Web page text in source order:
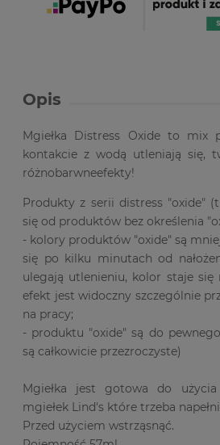
Opis
Mgiełka Distress Oxide to mix
kontakcie z wodą utleniają się,
różnobarwneefekty!
Produkty z serii distress "oxide"
się od produktów bez określenia
- kolory produktów "oxide" są
się po kilku minutach od
ulegają utlenieniu, kolor staje się
efekt jest widoczny szczególnie
na pracy;
- produktu "oxide" są do
są całkowicie przezroczyste)
Mgiełka jest gotowa do
mgiełek Lind's które trzeba
Przed użyciem wstrząsnąć.